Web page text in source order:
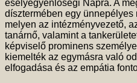
esélyegyenlőségi Napra. A
dísztermében egy
melyen az intézményvezető,
tanárnő, valamint a
képviselő prominens
kiemelték az egymásra való
elfogadása és az empátia